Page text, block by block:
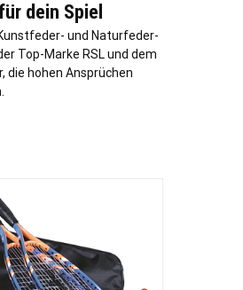
dein Spiel
und Naturfeder-
Top-Marke RSL und dem
die hohen Ansprüchen